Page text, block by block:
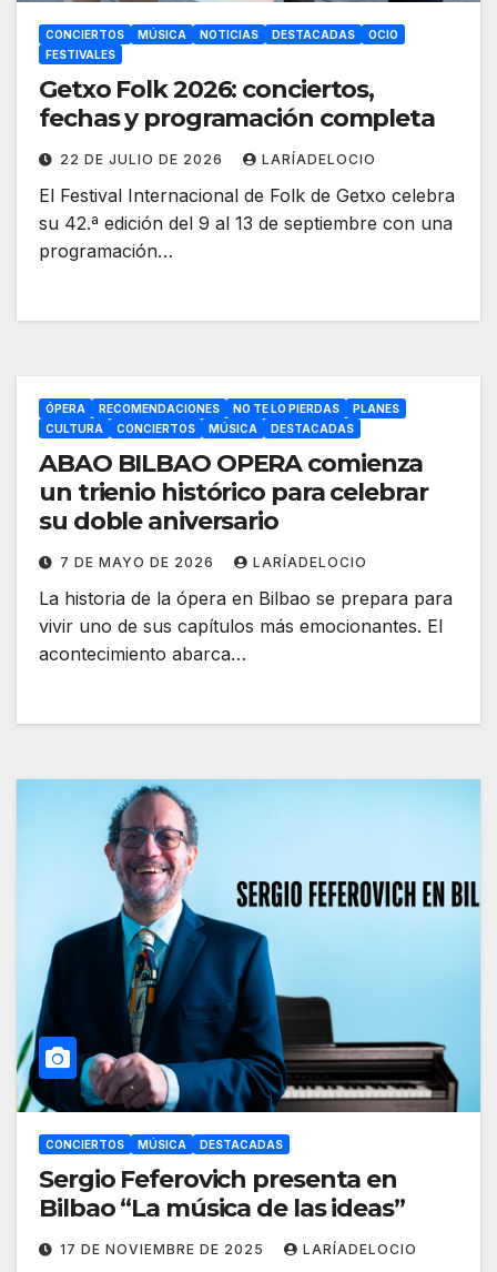
CONCIERTOS MÚSICA NOTICIAS DESTACADAS
OCIO
FESTIVALES
Getxo Folk 2026: conciertos,
fechas y programación completa
22 DE JULIO DE 2026 LARÍADELOCIO
El Festival Internacional de Folk de Getxo celebra
su 42.ª edición del 9 al 13 de septiembre con una
programación…
ÓPERA RECOMENDACIONES NO TE LO PIERDAS
PLANES
CULTURA
CONCIERTOS MÚSICA DESTACADAS
ABAO BILBAO OPERA comienza
un trienio histórico para celebrar
su doble aniversario
7 DE MAYO DE 2026 LARÍADELOCIO
La historia de la ópera en Bilbao se prepara para
vivir uno de sus capítulos más emocionantes. El
acontecimiento abarca…
CONCIERTOS MÚSICA DESTACADAS
Sergio Feferovich presenta en
Bilbao “La música de las ideas”
17 DE NOVIEMBRE DE 2025 LARÍADELOCIO